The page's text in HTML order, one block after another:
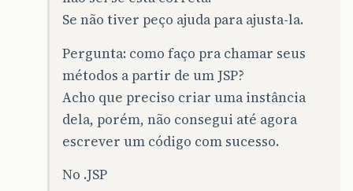
Se não tiver peço ajuda para ajusta-la.
Pergunta: como faço pra chamar seus
métodos a partir de um JSP?
Acho que preciso criar uma instância
dela, porém, não consegui até agora
escrever um código com sucesso.
No .JSP